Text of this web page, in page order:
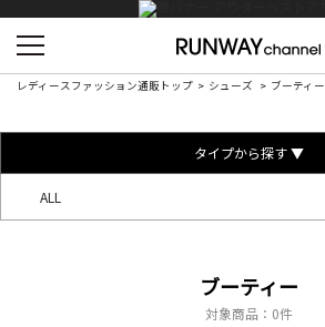
レディースファッション通販トップ シューズ ブーティー
タイプから探す ▼
ALL
ブーティー
対象商品： 0件